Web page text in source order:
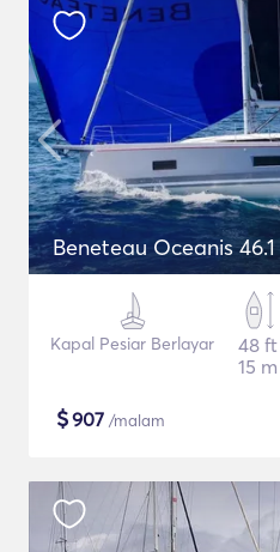
Beneteau Oceanis 46.1
Kapal Pesiar Berlayar
48 ft
15 m
$907 /malam